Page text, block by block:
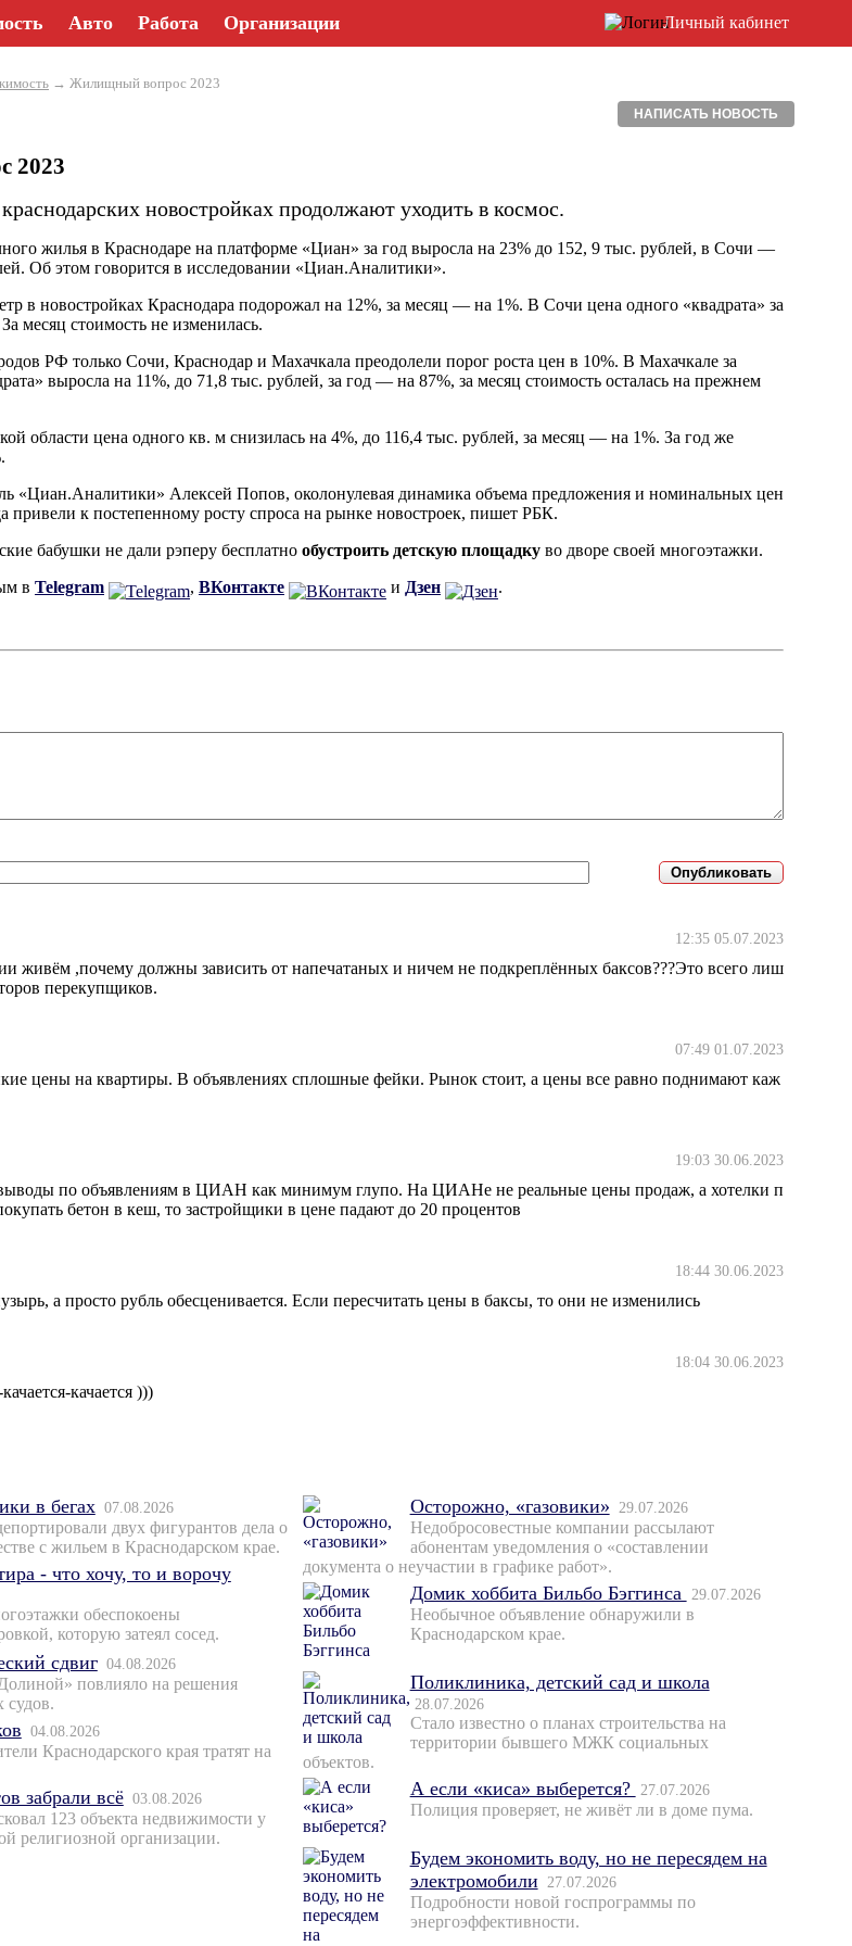
Авто Работа Организации Личный кабинет
→ Жилищный вопрос 2023
НАПИСАТЬ НОВОСТЬ
2023
новостройках продолжают уходить в космос.
жилья в Краснодаре на платформе «Циан» за год выросла на 23% до 152, 9 тыс. рублей, в Сочи —
Об этом говорится в исследовании «Циан.Аналитики».
в новостройках Краснодара подорожал на 12%, за месяц — на 1%. В Сочи цена одного «квадрата» за
месяц стоимость не изменилась.
РФ только Сочи, Краснодар и Махачкала преодолели порог роста цен в 10%. В Махачкале за
выросла на 11%, до 71,8 тыс. рублей, за год — на 87%, за месяц стоимость осталась на прежнем
области цена одного кв. м снизилась на 4%, до 116,4 тыс. рублей, за месяц — на 1%. За год же
«Циан.Аналитики» Алексей Попов, околонулевая динамика объема предложения и номинальных цен
привели к постепенному росту спроса на рынке новостроек, пишет РБК.
бабушки не дали рэперу бесплатно обустроить детскую площадку во дворе своей многоэтажки.
в Telegram , ВКонтакте и Дзен .
12:35 05.07.2023
живём ,почему должны зависить от напечатаных и ничем не подкреплённых баксов???Это всего лиш
перекупщиков.
07:49 01.07.2023
цены на квартиры. В объявлениях сплошные фейки. Рынок стоит, а цены все равно поднимают каж
19:03 30.06.2023
выводы по объявлениям в ЦИАН как минимум глупо. На ЦИАНе не реальные цены продаж, а хотелки п
бетон в кеш, то застройщики в цене падают до 20 процентов
18:44 30.06.2023
а просто рубль обесценивается. Если пересчитать цены в баксы, то они не изменились
18:04 30.06.2023
качается )))
в бегах 07.08.2026
двух фигурантов дела о
с жильем в Краснодарском крае.
- что хочу, то и ворочу
обеспокоены
которую затеял сосед.
сдвиг 04.08.2026
повлияло на решения
судов.
04.08.2026
Краснодарского края тратят на
забрали всё 03.08.2026
123 объекта недвижимости у
религиозной организации.
Осторожно, «газовики» 29.07.2026
Недобросовестные компании рассылают
абонентам уведомления о «составлении
документа о неучастии в графике работ».
Домик хоббита Бильбо Бэггинса 29.07.2026
Необычное объявление обнаружили в
Краснодарском крае.
Поликлиника, детский сад и школа
28.07.2026
Стало известно о планах строительства на
территории бывшего МЖК социальных
объектов.
А если «киса» выберется? 27.07.2026
Полиция проверяет, не живёт ли в доме пума.
Будем экономить воду, но не пересядем на
электромобили
27.07.2026
Подробности новой госпрограммы по
энергоэффективности.